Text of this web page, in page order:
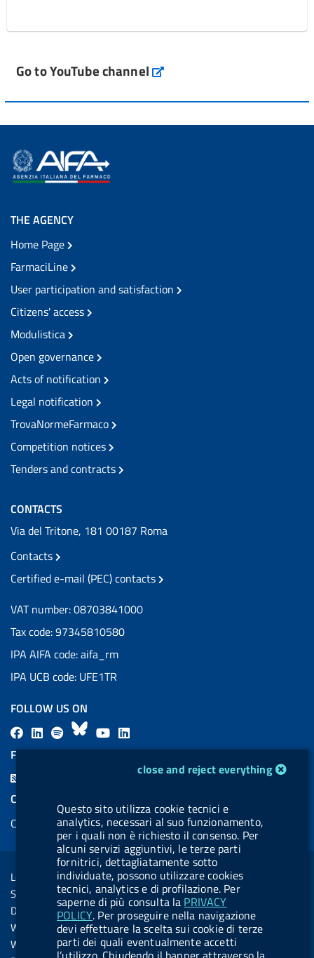
Go to YouTube channel
cookie management moduleclose and reject everything
Questo sito utilizza cookie tecnici e
analytics, necessari al suo funzionamento,
per i quali non è richiesto il consenso. Per
alcuni servizi aggiuntivi, le terze parti
fornitrici, dettagliatamente sotto
individuate, possono utilizzare cookies
tecnici, analytics e di profilazione. Per
saperne di più consulta la PRIVACY
POLICY. Per proseguire nella navigazione
devi effettuare la scelta sui cookie di terze
parti dei quali eventualmente accetti
THE AGENCY
Home Page
FarmaciLine
User participation and satisfaction
Citizens' access
Modulistica
Open governance
Acts of notification
Legal notification
TrovaNormeFarmaco
Competition notices
Tenders and contracts
CONTACTS
Via del Tritone, 181 00187 Roma
Contacts
Certified e-mail (PEC) contacts
VAT number: 08703841000
Tax code: 97345810580
IPA AIFA code: aifa_rm
IPA UCB code: UFE1TR
FOLLOW US ON
F
a
L
i
a
l
.
b
u
t
t
o
n
B
l
s
k
y
Y
o
u
b
e
i
e
d
i
n
FEED RSS
COOKIES
Cookie management
Sezione Link Utili
Legal notice
Social Media Policy
Dichiarazione di accessibilità
Web accessibility
Website statistics